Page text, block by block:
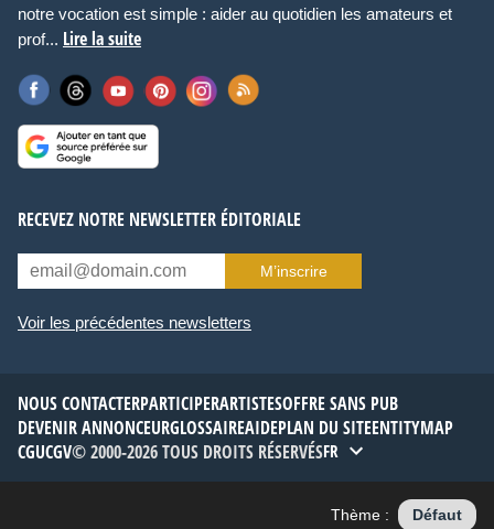
notre vocation est simple : aider au quotidien les amateurs et
prof... Lire la suite
RECEVEZ NOTRE NEWSLETTER ÉDITORIALE
M’inscrire
Voir les précédentes newsletters
NOUS CONTACTERPARTICIPERARTISTESOFFRE SANS PUB
DEVENIR ANNONCEURGLOSSAIREAIDEPLAN DU SITEENTITYMAP
CGUCGV© 2000-2026 TOUS DROITS RÉSERVÉSFR
Thème : Défaut